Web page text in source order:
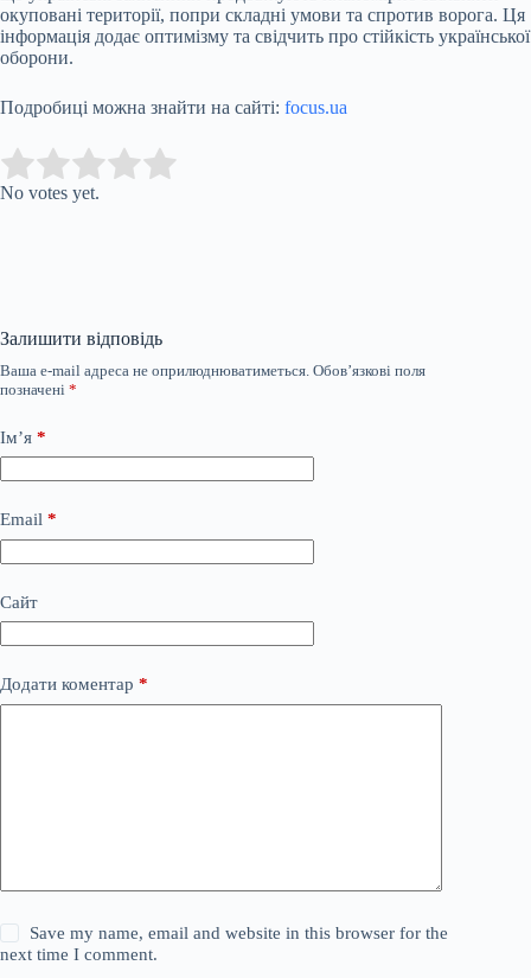
окуповані території, попри складні умови та спротив ворога. Ця
інформація додає оптимізму та свідчить про стійкість української
оборони.
Подробиці можна знайти на сайті: focus.ua
Rate this item:
No votes yet.
Залишити відповідь
Ваша e-mail адреса не оприлюднюватиметься. Обов’язкові поля
позначені *
Ім’я *
Email *
Сайт
Додати коментар *
Save my name, email and website in this browser for the
next time I comment.